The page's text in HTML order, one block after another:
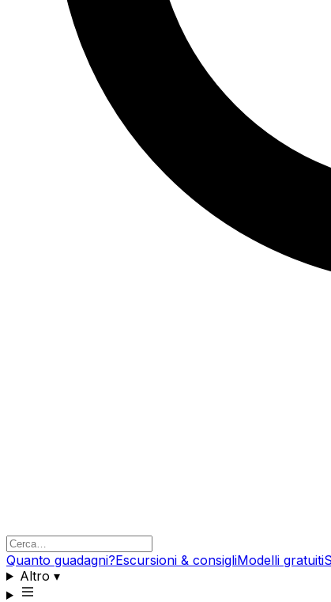
Quanto guadagni?Escursioni & consigliModelli gratuiti
Altro ▾